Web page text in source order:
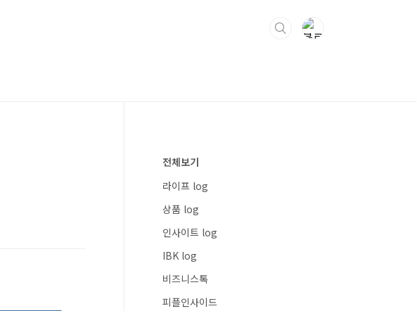
전체보기
라이프 log
상품 log
인사이트 log
IBK log
비즈니스톡
피플인사이드